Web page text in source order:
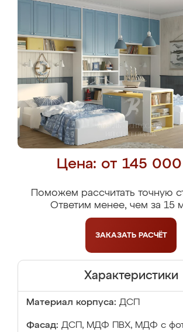
Цена: от 145
Поможем рассчитать точную
Ответим менее, чем за 15
ЗАКАЗАТЬ РАСЧЁТ
Характеристики
Материал корпуса: ДСП
Фасад: ДСП, МДФ ПВХ, МДФ с